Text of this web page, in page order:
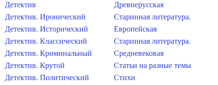
Детектив
Детектив. Иронический
Детектив. Исторический
Детектив. Классический
Детектив. Криминальный
Детектив. Крутой
Детектив. Политический
Древнерусская
Старинная литература.
Европейская
Старинная литература.
Средневековая
Статьи на разные темы
Стихи